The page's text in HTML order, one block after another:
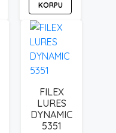
KORPU
FILEX
LURES
DYNAMIC
5351